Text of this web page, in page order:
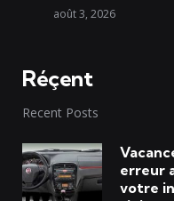
août 3, 2026
Réçent
Recent Posts
erreur
votre